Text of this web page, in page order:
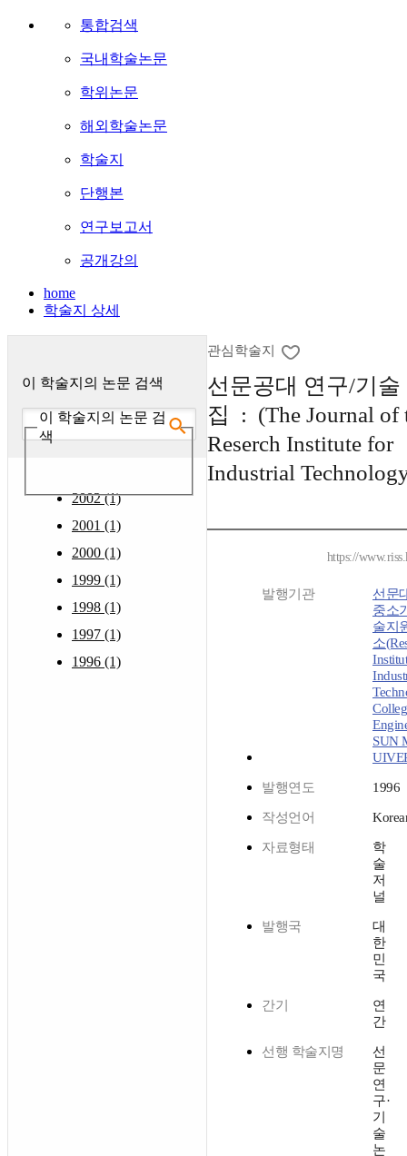
통합검색
국내학술논문
학위논문
해외학술논문
학술지
단행본
연구보고서
공개강의
home
학술지 상세
이 학술지의 논문 검색
이 학술지의 논문 검
색
2002 (1)
2001 (1)
2000 (1)
1999 (1)
1998 (1)
1997 (1)
1996 (1)
관심학술지
선문공대 연구/기술
집 : (The Journal of
Reserch Institute for
Industrial
https://
발행기관
선문
중소
술지
소
SUN
발행연도 1996
작성언어
자료형태
학
술
저
널
발행국
대
한
민
국
간기
연
간
선행 학술지명
선
문
연
구·
기
술
논